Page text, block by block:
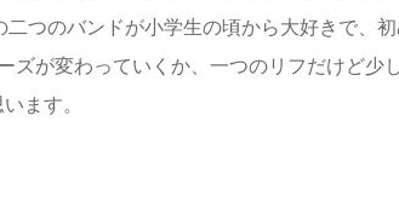
つのバンドが小学生の頃から大好きで、初
ズが変わっていくか、一つのリフだけど少
ます。